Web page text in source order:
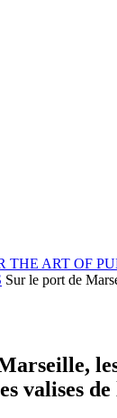
THE ART OF
Sur le port de
valises